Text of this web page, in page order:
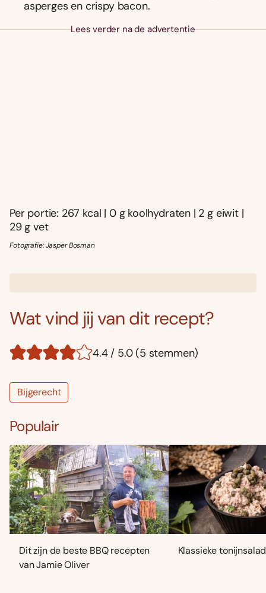
asperges en crispy bacon.
Lees verder na de advertentie
Per portie: 267 kcal | 0 g koolhydraten | 2 g eiwit |
29 g vet
Fotografie: Jasper Bosman
Wat vind jij van dit recept?
4.4 / 5.0 (5 stemmen)
Bijgerecht
Populair
Dit zijn de beste BBQ recepten
van Jamie Oliver
Klassieke